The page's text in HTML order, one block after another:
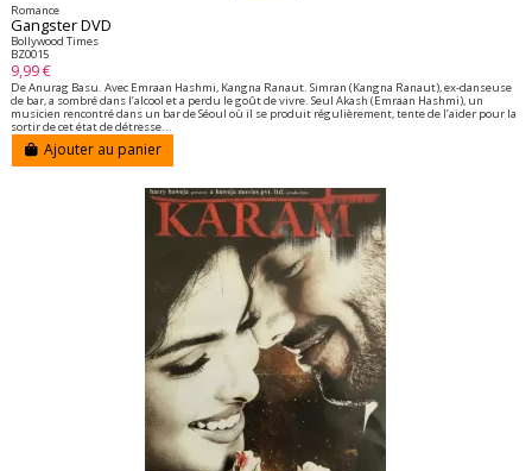
Romance
Gangster DVD
Bollywood Times
BZ0015
9,99 €
De Anurag Basu. Avec Emraan Hashmi, Kangna Ranaut. Simran (Kangna Ranaut), ex-danseuse
de bar, a sombré dans l’alcool et a perdu le goût de vivre. Seul Akash (Emraan Hashmi), un
musicien rencontré dans un bar de Séoul où il se produit régulièrement, tente de l’aider pour la
sortir de cet état de détresse...
Ajouter au panier